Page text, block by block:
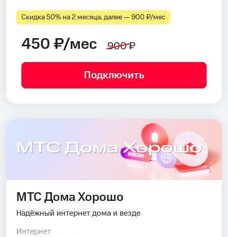
Скидка 50% на 2 месяца, далее — 900 ₽⁠/⁠мес
450 ₽/мес 900 ₽
Подключить
МТС Дома Хорошо
МТС Дома Хорошо
Надёжный интернет дома и везде
Интернет